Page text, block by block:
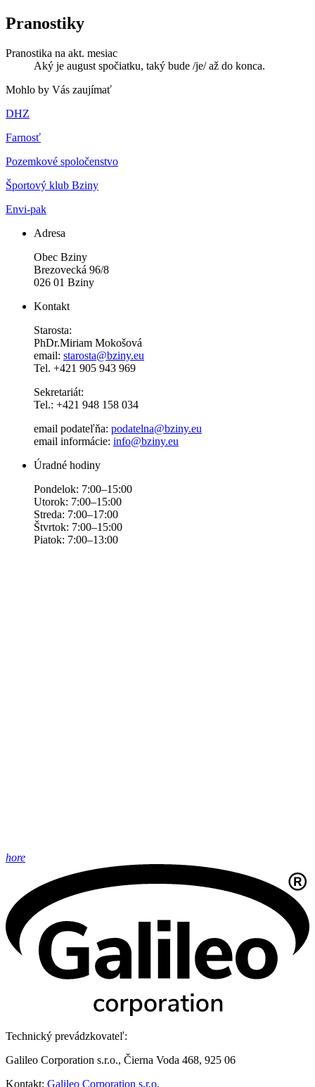
Pranostiky
Pranostika na akt. mesiac
Aký je august spočiatku, taký bude /je/ až do konca.
Mohlo by Vás zaujímať
DHZ
Farnosť
Pozemkové spoločenstvo
Športový klub Bziny
Envi-pak
Adresa
Obec Bziny
Brezovecká 96/8
026 01 Bziny
Kontakt
Starosta:
PhDr.Miriam Mokošová
email: starosta@bziny.eu
Tel. +421 905 943 969
Sekretariát:
Tel.: +421 948 158 034
email podateľňa: podatelna@bziny.eu
email informácie: info@bziny.eu
Úradné hodiny
Pondelok: 7:00–15:00
Utorok: 7:00–15:00
Streda: 7:00–17:00
Štvrtok: 7:00–15:00
Piatok: 7:00–13:00
hore
Technický prevádzkovateľ:
Galileo Corporation s.r.o., Čierna Voda 468, 925 06
Kontakt: Galileo Corporation s.r.o.